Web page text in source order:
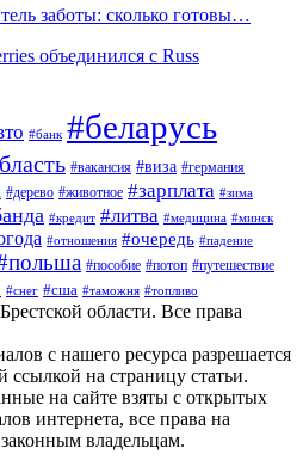
заботы: сколько готовы…
объединился с Russ
#банк #беларусь
#вакансия #виза #германия
#дерево #животное #зарплата #зима
#кредит #литва #медицина #минск
#отношения #очередь #падение
#пособие #потоп #путешествие
#снег #сша #таможня #топливо
области. Все права
с нашего ресурса разрешается
ссылкой на страницу статьи.
на сайте взяты с открытых
интернета, все права на
владельцам.